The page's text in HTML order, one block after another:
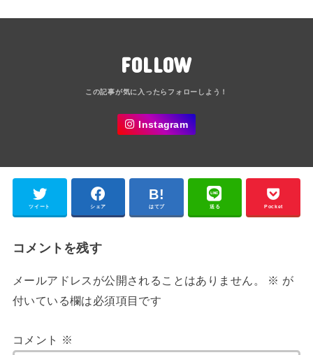
FOLLOW
Instagram
ツイート シェア はてブ 送る Pocket
コメントを残す
メールアドレスが公開されることはありません。 ※ が
付いている欄は必須項目です
コメント ※